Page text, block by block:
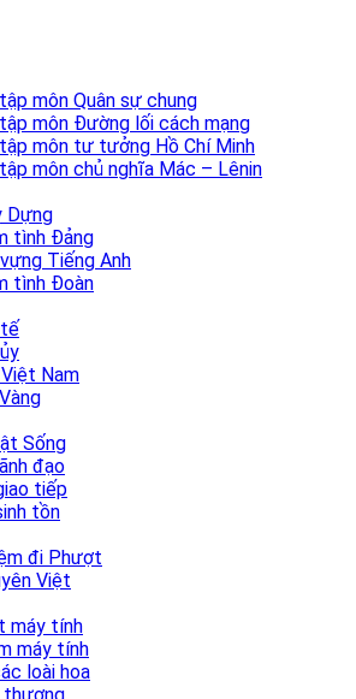
môn Quân sự chung
môn Đường lối cách mạng
môn tư tưởng Hồ Chí Minh
môn chủ nghĩa Mác – Lênin
Dựng
tình Đảng
Tiếng Anh
tình Đoàn
Nam
Sống
đạo
tiếp
tồn
đi Phượt
Việt
máy tính
máy tính
loài hoa